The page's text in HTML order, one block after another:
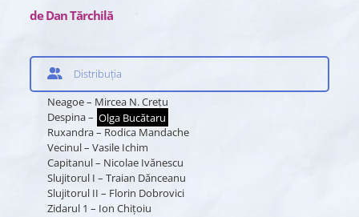
de Dan Tărchilă
Distribuția
Neagoe – Mircea N. Crețu
Despina – Olga Bucătaru
Ruxandra – Rodica Mandache
Vecinul – Vasile Ichim
Capitanul – Nicolae Ivănescu
Slujitorul I – Traian Dănceanu
Slujitorul II – Florin Dobrovici
Zidarul 1 – Ion Chițoiu